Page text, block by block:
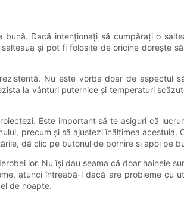
bună. Dacă intenționați să cumpărați o
și pot fi folosite de oricine dorește
Nu este vorba doar de aspectul
la vânturi puternice și temperaturi
Este important să te asiguri că
precum și să ajustezi înălțimea
dă clic pe butonul de pornire și apoi pe
lor. Nu își dau seama că doar hainele
atunci întreabă-l dacă are probleme cu
de noapte.